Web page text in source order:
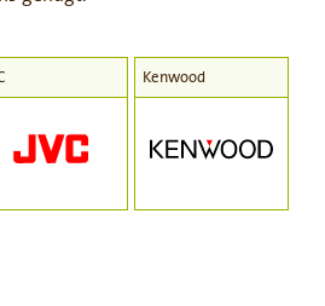
Kenwood